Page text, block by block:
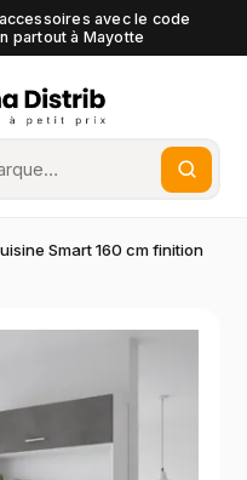
avec le code
partout à Mayotte
Smart 160 cm finition